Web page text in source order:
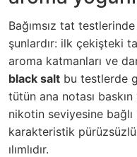
Bağımsız tat
şunlardır: ilk çekişteki
aroma katmanları ve
black salt bu testlerde
tütün ana notası
nikotin seviyesine
karakteristik
ılımlıdır.